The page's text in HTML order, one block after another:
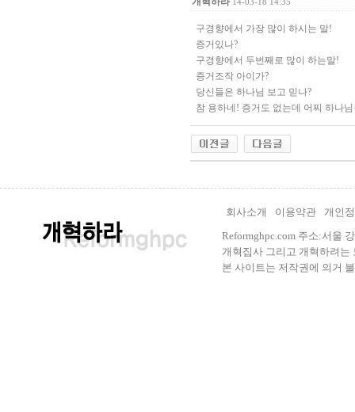
구경향에서 가장 많이 하시는 말!
증거있나?
구경향에서 두번째로 많이 하는말!
증거조작 아이가?
당신들은 하나님 보고 믿나?
참 용하네! 증거도 없는데 어찌 하나
회사소개 이용약관
개인
Reformghpc.com 주소:서울
개혁집사 그리고 개혁하려는
본 사이트는 저작권에 의거